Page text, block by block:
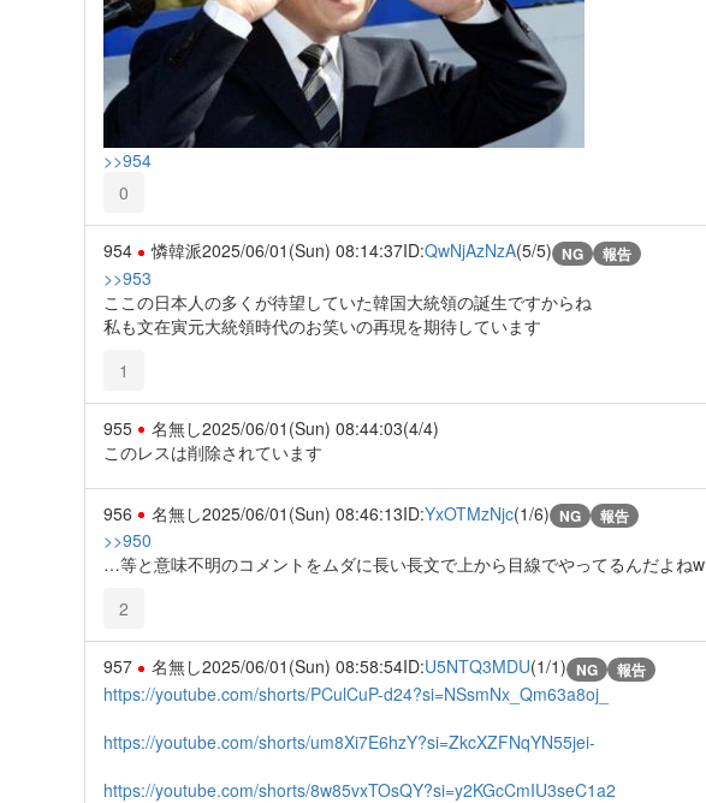
>>954
0
954 憐韓派2025/06/01(Sun) 08:14:37ID:QwNjAzNzA(5/5) NG 報告
>>953
ここの日本人の多くが待望していた韓国大統領の誕生ですからね
私も文在寅元大統領時代のお笑いの再現を期待しています
1
955 名無し2025/06/01(Sun) 08:44:03(4/4)
このレスは削除されています
956 名無し2025/06/01(Sun) 08:46:13ID:YxOTMzNjc(1/6) NG 報告
>>950
…等と意味不明のコメントをムダに長い長文で上から目線でやってるんだよねw
2
957 名無し2025/06/01(Sun) 08:58:54ID:U5NTQ3MDU(1/1) NG 報告
https://youtube.com/shorts/PCulCuP-d24?si=NSsmNx_Qm63a8oj_
https://youtube.com/shorts/um8Xi7E6hzY?si=ZkcXZFNqYN55jei-
https://youtube.com/shorts/8w85vxTOsQY?si=y2KGcCmIU3seC1a2